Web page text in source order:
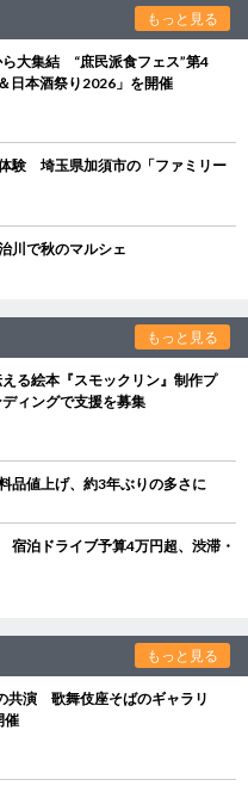
もっと見る
大集結 “庶民派食フェス”第4
日本酒祭り2026」を開催
験 埼玉県加須市の「ファミリー
川で秋のマルシェ
もっと見る
る絵本『スモックリン』制作プ
ィングで支援を募集
品値上げ、約3年ぶりの多さに
泊ドライブ予算4万円超、渋滞・
もっと見る
共演 歌舞伎座そばのギャラリ
催